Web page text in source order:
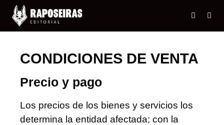
CONDICIONES DE VENTA
Precio y pago
Los precios de los bienes y servicios los
determina la entidad afectada; con la